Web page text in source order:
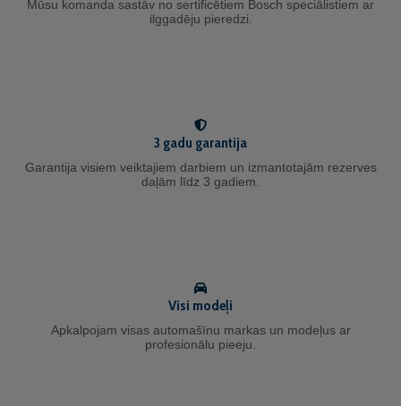
Mūsu komanda sastāv no sertificētiem Bosch speciālistiem ar
ilggadēju pieredzi.
3 gadu garantija
Garantija visiem veiktajiem darbiem un izmantotajām rezerves
daļām līdz 3 gadiem.
Visi modeļi
Apkalpojam visas automašīnu markas un modeļus ar
profesionālu pieeju.